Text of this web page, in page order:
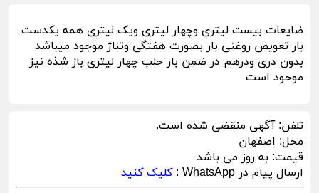
ضایعات بیست لیتری وچهار لیتری ویک لیتری همه یکدست
بار تعویض روغنی بار بصورت هفتگی وتناژ موجود میباشد
بدون دری ودرهم در ضمن بار حلب چهار لیتری باز شذه نیز
موحود است
تلفن:آگهی منقضی شده است.
محل: اصفهان
قیمت: به روز می باشد
ارسال پیام در WhatsApp :
کلیک کنید